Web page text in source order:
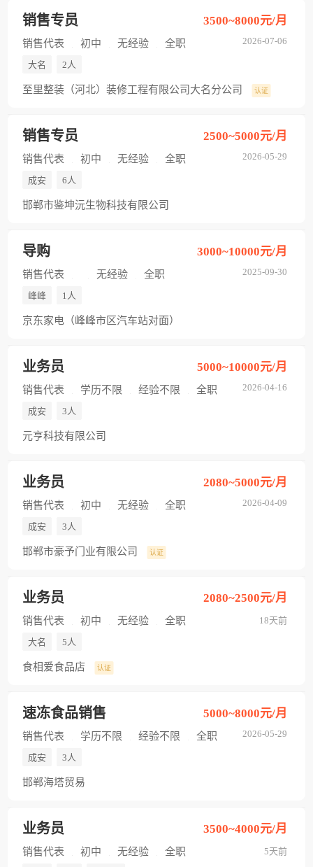
销售专员
2026-07-06
3500~8000元/月
销售代表 初中 无经验 全职
大名 2人
至里整装（河北）装修工程有限公司大名分公司 认证
销售专员
2026-05-29
2500~5000元/月
销售代表 初中 无经验 全职
成安 6人
邯郸市鉴坤沅生物科技有限公司
导购
2025-09-30
3000~10000元/月
销售代表 无经验 全职
峰峰 1人
京东家电（峰峰市区汽车站对面）
业务员
2026-04-16
5000~10000元/月
销售代表 学历不限 经验不限 全职
成安 3人
元亨科技有限公司
业务员
2026-04-09
2080~5000元/月
销售代表 初中 无经验 全职
成安 3人
邯郸市豪予门业有限公司 认证
业务员
18天前
2080~2500元/月
销售代表 初中 无经验 全职
大名 5人
食相爱食品店 认证
速冻食品销售
2026-05-29
5000~8000元/月
销售代表 学历不限 经验不限 全职
成安 3人
邯郸海塔贸易
业务员
5天前
3500~4000元/月
销售代表 初中 无经验 全职